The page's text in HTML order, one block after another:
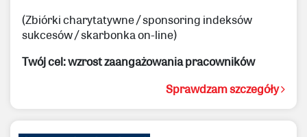
(Zbiórki charytatywne / sponsoring indeksów
sukcesów / skarbonka on-line)
Twój cel: wzrost zaangażowania pracowników
Sprawdzam szczegóły